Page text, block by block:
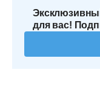
для вас!